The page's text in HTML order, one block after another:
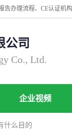
公司
Co., Ltd.
企业视频
什么目的